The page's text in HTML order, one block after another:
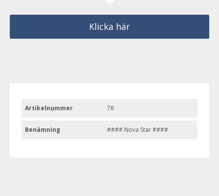
Klicka här
Artikelnummer 78
Benämning #### Nova Star ####